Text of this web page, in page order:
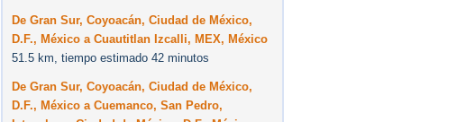
De Gran Sur, Coyoacán, Ciudad de México,
D.F., México a Cuautitlan Izcalli, MEX, México
51.5 km, tiempo estimado 42 minutos
De Gran Sur, Coyoacán, Ciudad de México,
D.F., México a Cuemanco, San Pedro,